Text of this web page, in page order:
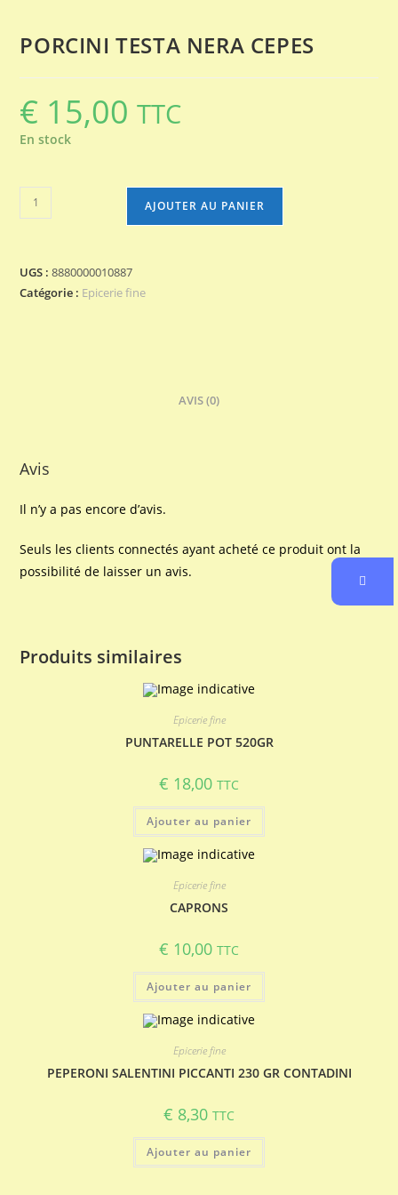
PORCINI TESTA NERA CEPES
€ 15,00 TTC
En stock
quantité
de
NERA
AJOUTER AU PANIER
UGS :8880000010887
Catégorie : Epicerie fine
AVIS (0)
Avis
Il n’y a pas encore d’avis.
Seuls les clients connectés ayant acheté ce produit ont la
possibilité de laisser un avis.
Produits similaires
Epicerie fine
PUNTARELLE POT 520GR
€ 18,00 TTC
Ajouter au panier
Epicerie fine
CAPRONS
€ 10,00 TTC
Ajouter au panier
Epicerie fine
PEPERONI SALENTINI PICCANTI 230 GR CONTADINI
€ 8,30 TTC
Ajouter au panier